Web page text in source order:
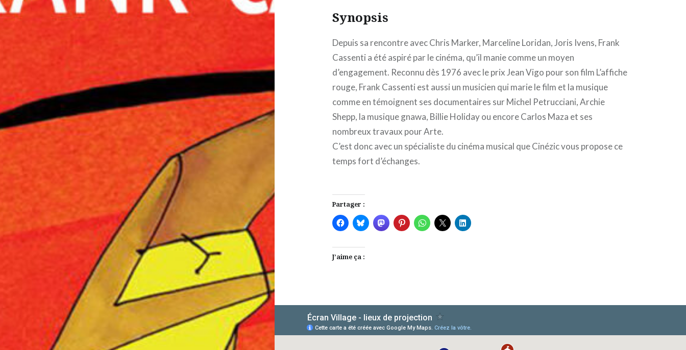
Synopsis
Depuis sa rencontre avec Chris Marker, Marceline Loridan, Joris Ivens, Frank
Cassenti a été aspiré par le cinéma, qu’il manie comme un moyen
d’engagement. Reconnu dès 1976 avec le prix Jean Vigo pour son film L’affiche
rouge, Frank Cassenti est aussi un musicien qui marie le film et la musique
comme en témoignent ses documentaires sur Michel Petrucciani, Archie
Shepp, la musique gnawa, Billie Holiday ou encore Carlos Maza et ses
nombreux travaux pour Arte.
C’est donc avec un spécialiste du cinéma musical que Cinézic vous propose ce
temps fort d’échanges.
Partager :
J’aime ça :